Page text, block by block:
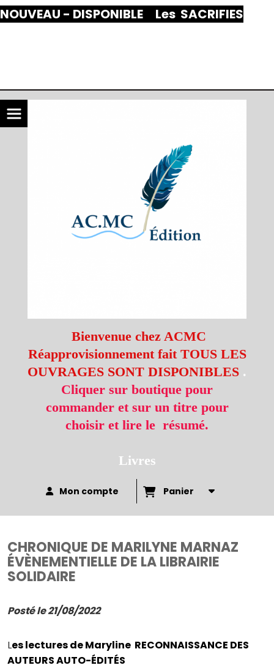
NOUVEAU - DISPONIBLE Les SACRIFIES
Bienvenue chez ACMC
Réapprovisionnement fait TOUS LES
OUVRAGES SONT DISPONIBLES .
Cliquer sur boutique pour
commander et sur un titre pour
choisir et lire le résumé.
Livres
Mon compte Panier
CHRONIQUE DE MARILYNE MARNAZ
ÉVÈNEMENTIELLE DE LA LIBRAIRIE
SOLIDAIRE
Posté le 21/08/2022
Les lectures de Maryline RECONNAISSANCE DES
AUTEURS AUTO-ÉDITÉS
Panneau de gestion des cookies